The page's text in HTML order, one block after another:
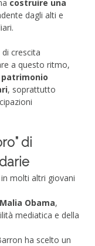
costruire una
dagli alti e
crescita
a questo ritmo,
patrimonio
, soprattutto
di
molti altri giovani
Malia Obama,
mediatica e della
ha scelto un